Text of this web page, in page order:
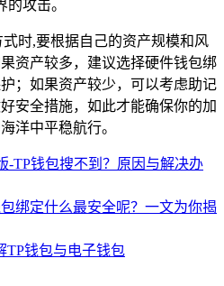
攻击。
时,要根据自己的资产规模和风
资产较多，建议选择硬件钱包绑
；如果资产较少，可以考虑助记
安全措施，如此才能确保你的加
洋中平稳航行。
-TP钱包搜不到？原因与解决办
绑定什么最安全呢？一文为你揭
TP钱包与电子钱包